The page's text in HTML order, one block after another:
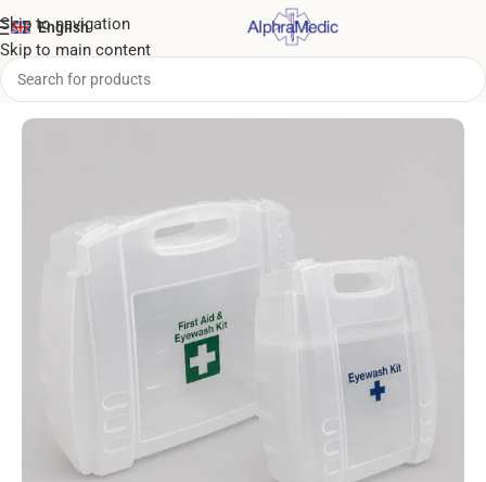
Skip to navigation
Skip to main content
English
Bags & Stations